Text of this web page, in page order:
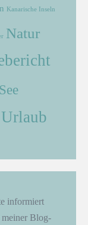
Kanarische Inseln
Natur
See
Urlaub
informiert
meiner Blog-